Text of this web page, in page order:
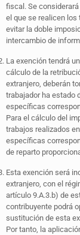
fiscal. Se
el que se realicen los
evitar la doble
intercambio de
La exención tendrá
cálculo de la
extranjero, deberán
trabajador ha estado
específicas
Para el cálculo del
trabajos realizados
específicas
de reparto
Esta exención será
extranjero, con el
artículo 9.A.3.b) de
contribuyente podrá
sustitución de esta
Por tanto, la